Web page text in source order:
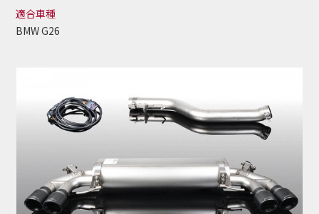
適合車種
BMW G26